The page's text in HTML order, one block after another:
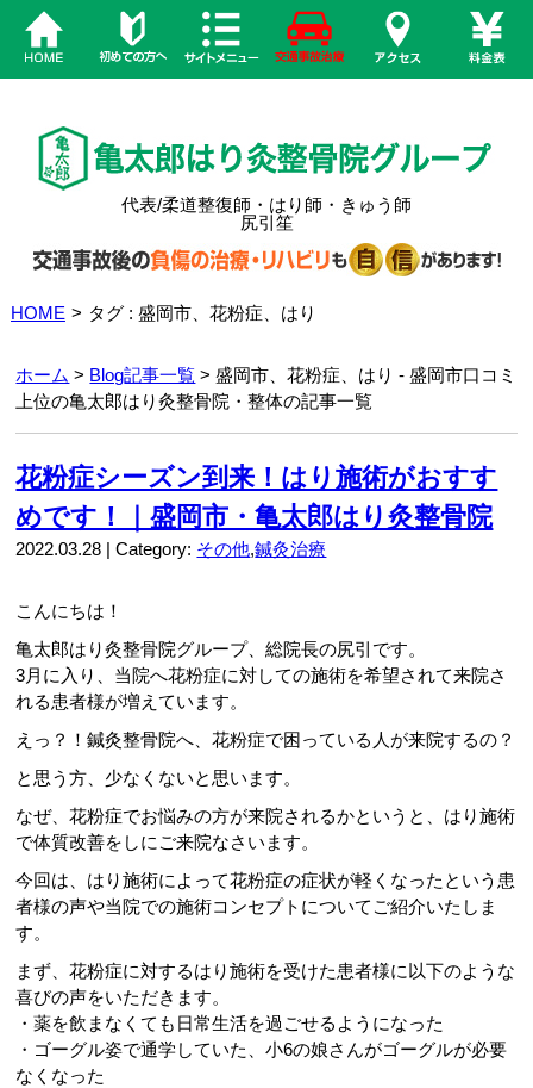
代表/柔道整復師・はり師・きゅう師
尻引笙
HOME > タグ : 盛岡市、花粉症、はり
ホーム > Blog記事一覧 > 盛岡市、花粉症、はり - 盛岡市口コミ
上位の亀太郎はり灸整骨院・整体の記事一覧
花粉症シーズン到来！はり施術がおすす
めです！｜盛岡市・亀太郎はり灸整骨院
2022.03.28 | Category: その他,鍼灸治療
こんにちは！
亀太郎はり灸整骨院グループ、総院長の尻引です。
3月に入り、当院へ花粉症に対しての施術を希望されて来院さ
れる患者様が増えています。
えっ？！鍼灸整骨院へ、花粉症で困っている人が来院するの？
と思う方、少なくないと思います。
なぜ、花粉症でお悩みの方が来院されるかというと、はり施術
で体質改善をしにご来院なさいます。
今回は、はり施術によって花粉症の症状が軽くなったという患
者様の声や当院での施術コンセプトについてご紹介いたしま
す。
まず、花粉症に対するはり施術を受けた患者様に以下のような
喜びの声をいただきます。
・薬を飲まなくても日常生活を過ごせるようになった
・ゴーグル姿で通学していた、小6の娘さんがゴーグルが必要
なくなった